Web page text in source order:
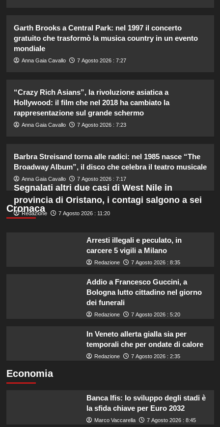
Lorella Cuccarini compie 61 anni:
“Ho l’energia di una ventenne!”
bis emozionante e gioiosa.
4
Rihanna in lingerie: dopo 10 anni, è
tornata in studio per il nuovo album!
Cristian confessa il tradimento con
Soraya: “Ho tradito” e rompe il
silenzio
Garth Brooks a Central Park: nel 1997 il concerto
gratuito che trasformò la musica country in un evento
mondiale
Anna Gaia Cavallo 7 Agosto 2026 : 7:27
“Crazy Rich Asians”, la rivoluzione asiatica a
Hollywood: il film che nel 2018 ha cambiato la
rappresentazione sul grande schermo
Anna Gaia Cavallo 7 Agosto 2026 : 7:23
Barbra Streisand torna alle radici: nel 1985 nasce “The
Broadway Album”, il disco che celebra il teatro musicale
Anna Gaia Cavallo 7 Agosto 2026 : 7:17
Cronaca
Segnalati altri due casi di West Nile in
provincia di Oristano, i contagi salgono a sei
Redazione 7 Agosto 2026 : 11:20
Arresti illegali e peculato, in
carcere 5 vigili a Milano
Redazione 7 Agosto 2026 : 8:35
Addio a Francesco Guccini, a
Bologna lutto cittadino nel giorno
dei funerali
Redazione 7 Agosto 2026 : 5:20
In Veneto allerta gialla sia per
temporali che per ondate di calore
Redazione 7 Agosto 2026 : 2:35
Economia
Banca Ifis: lo sviluppo degli stadi è
la sfida chiave per Euro 2032
Marco Vaccarella 7 Agosto 2026 : 8:45